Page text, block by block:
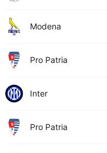
Modena
Pro Patria
Inter
Pro Patria